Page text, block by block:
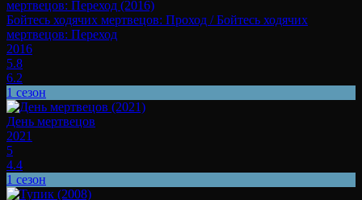
Бойтесь ходячих мертвецов: Проход / Бойтесь ходячих
мертвецов: Переход
2016
5.8
6.2
1 сезон
День мертвецов
2021
5
4.4
1 сезон